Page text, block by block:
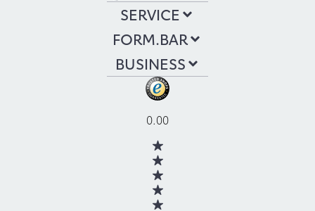
SERVICE
FORM.BAR
BUSINESS
0.00